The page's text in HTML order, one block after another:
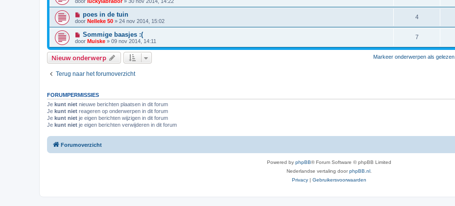
poes in de tuin
door Nelleke 50 » 24 nov 2014, 15:02
4
Sommige baasjes :(
door Muiske » 09 nov 2014, 14:11
7
Nieuw onderwerp Markeer onderwerpen als gelezen
Terug naar het forumoverzicht
FORUMPERMISSIES
Je kunt niet nieuwe berichten plaatsen in dit forum
Je kunt niet reageren op onderwerpen in dit forum
Je kunt niet je eigen berichten wijzigen in dit forum
Je kunt niet je eigen berichten verwijderen in dit forum
Forumoverzicht
Powered by phpBB® Forum Software © phpBB Limited
Nederlandse vertaling doorphpBB.nl
Privacy | Gebruikersvoorwaarden